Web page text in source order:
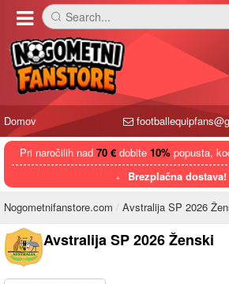
󰅼 Search...
Domov
Pri naročilih nad 70 € dobite 10% popusta,
Brezplačna dostava!
Nogometnifanstore.com Avstralija SP 2026
Avstralija SP 2026 Ženski